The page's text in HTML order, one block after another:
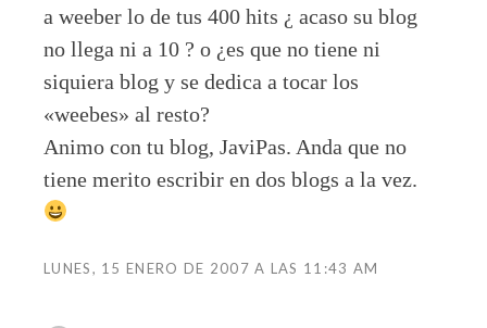
a weeber lo de tus 400 hits ¿ acaso su blog
no llega ni a 10 ? o ¿es que no tiene ni
siquiera blog y se dedica a tocar los
«weebes» al resto?
Animo con tu blog, JaviPas. Anda que no
tiene merito escribir en dos blogs a la vez.
LUNES, 15 ENERO DE 2007 A LAS 11:43 AM